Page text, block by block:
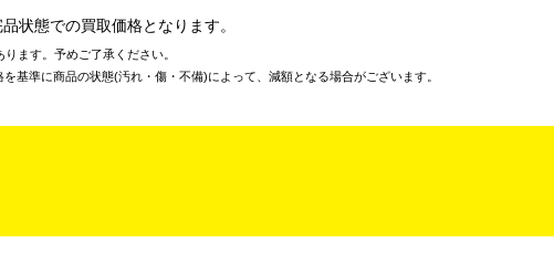
状態での買取価格となります。
ます。予めご了承ください。
基準に商品の状態(汚れ・傷・不備)によって、減額となる場合がございます。